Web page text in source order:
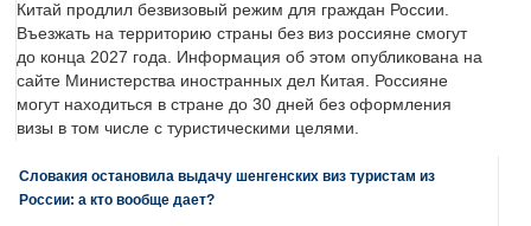
Китай продлил безвизовый режим для граждан России.
Въезжать на территорию страны без виз россияне смогут
до конца 2027 года. Информация об этом опубликована на
сайте Министерства иностранных дел Китая. Россияне
могут находиться в стране до 30 дней без оформления
визы в том числе с туристическими целями.
Словакия остановила выдачу шенгенских виз туристам из
России: а кто вообще дает?